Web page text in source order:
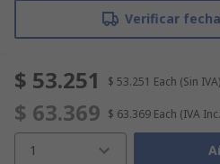
Verificar
$ 53.251 $ 53.251 Each (Sin IVA)
$ 63.369 $ 63.369 Each (IVA
1